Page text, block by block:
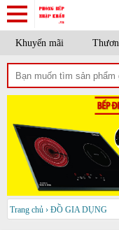
Khuyến mãi
Trang chủ › ĐỒ GIA DỤNG